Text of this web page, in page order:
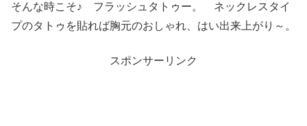
そんな時こそ♪ フラッシュタトゥー。 ネックレスタイ
プのタトゥを貼れば胸元のおしゃれ、はい出来上がり～。
スポンサーリンク